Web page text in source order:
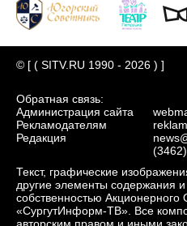
© [ ( SITV.RU 1990 - 2026 ) ]
Обратная связь:
Администрация сайта
Рекламодателям
Редакция
Текст, графические
другие элементы содержания
собственностью
«СургутИнформ-ТВ». Все